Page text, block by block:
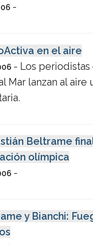
-
en el aire
- Los periodistas
Mar lanzan al aire
Beltrame
olímpica
-
y Bianchi: